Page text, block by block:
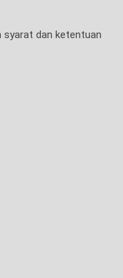
syarat dan ketentuan